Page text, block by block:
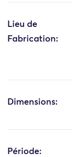
Lieu de
Fabrication:
Dimensions:
Période: